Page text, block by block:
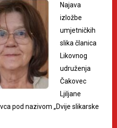
Najava
izložbe
umjetničkih
slika članica
Likovnog
udruženja
Čakovec
Ljiljane
pod nazivom „Dvije slikarske